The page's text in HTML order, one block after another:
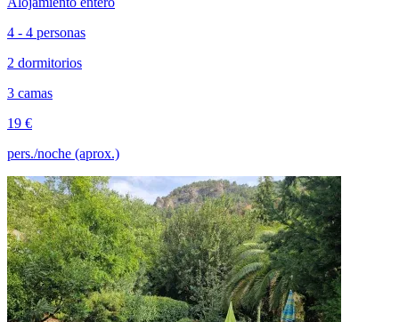
4 - 4 personas
2 dormitorios
3 camas
19 €
pers./noche (aprox.)